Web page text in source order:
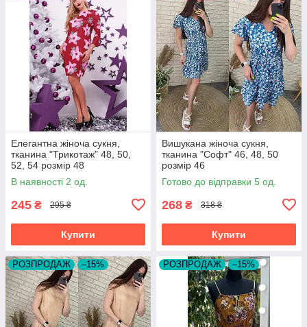
Елегантна жіноча сукня,
тканина "Трикотаж" 48, 50,
52, 54 розмір 48
В наявності 2 од.
245 ₴ 295 ₴
Купити
Вишукана жіноча сукня,
тканина "Софт" 46, 48, 50
розмір 46
Готово до відправки 5 од.
268 ₴ 318 ₴
Купити
РОЗПРОДАЖ –15% РОЗПРОДАЖ –15%